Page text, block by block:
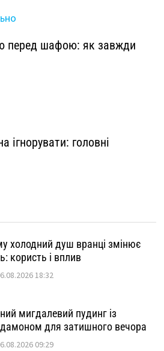
перед шафою: як завжди
ігнорувати: головні
холодний душ вранці змінює
користь і вплив
18:32
мигдалевий пудинг із
для затишного вечора
09:29